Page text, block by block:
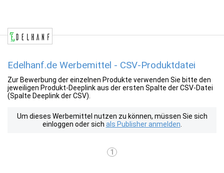
Edelhanf.de Werbemittel - CSV-Produktdatei
Zur Bewerbung der einzelnen Produkte verwenden Sie bitte den
jeweiligen Produkt-Deeplink aus der ersten Spalte der CSV-Datei
(Spalte Deeplink der CSV).
Um dieses Werbemittel nutzen zu können, müssen Sie sich
einloggen oder sich als Publisher anmelden
1